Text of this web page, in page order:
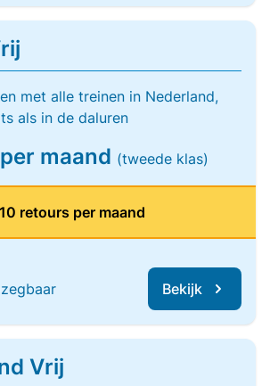
met alle treinen in Nederland,
als in de daluren
maand (tweede klas)
retours per maand
Bekijk
Vrij